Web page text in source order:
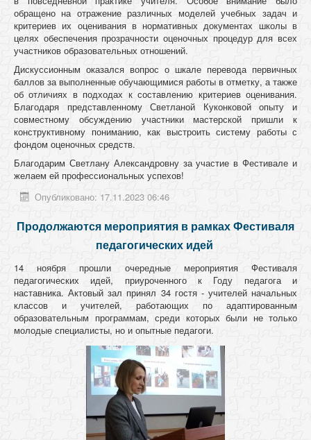
обращено на отражение различных моделей учебных задач и
критериев их оценивания в нормативных документах школы в
целях обеспечения прозрачности оценочных процедур для всех
участников образовательных отношений.
Дискуссионным оказался вопрос о шкале перевода первичных
баллов за выполненные обучающимися работы в отметку, а также
об отличиях в подходах к составлению критериев оценивания.
Благодаря представленному Светланой Куконковой опыту и
совместному обсуждению участники мастерской пришли к
конструктивному пониманию, как выстроить систему работы с
фондом оценочных средств.
Благодарим Светлану Александровну за участие в Фестивале и
желаем ей профессиональных успехов!
Опубликовано: 17.11.2023 06:46
Продолжаются мероприятия в рамках Фестиваля
педагогических идей
14 ноября прошли очередные мероприятия Фестиваля
педагогических идей, приуроченного к Году педагога и
наставника. Актовый зал принял 34 гостя - учителей начальных
классов и учителей, работающих по адаптированным
образовательным программам, среди которых были не только
молодые специалисты, но и опытные педагоги.